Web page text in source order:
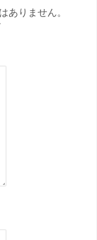
ありません。